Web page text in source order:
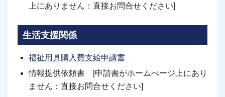
上にありません：直接お問合せください]
生活支援関係
福祉用具購入費支給申請書
情報提供依頼書 [申請書がホームぺージ上にあり
ません：直接お問合せください]